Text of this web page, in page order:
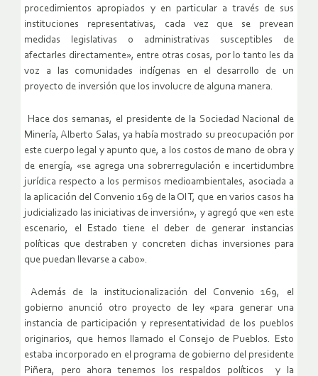
procedimientos apropiados y en particular a través de sus
instituciones representativas, cada vez que se prevean
medidas legislativas o administrativas susceptibles de
afectarles directamente», entre otras cosas, por lo tanto les da
voz a las comunidades indígenas en el desarrollo de un
proyecto de inversión que los involucre de alguna manera.
Hace dos semanas, el presidente de la Sociedad Nacional de
Minería, Alberto Salas, ya había mostrado su preocupación por
este cuerpo legal y apunto que, a los costos de mano de obra y
de energía, «se agrega una sobrerregulación e incertidumbre
jurídica respecto a los permisos medioambientales, asociada a
la aplicación del Convenio 169 de la OIT, que en varios casos ha
judicializado las iniciativas de inversión», y agregó que «en este
escenario, el Estado tiene el deber de generar instancias
políticas que destraben y concreten dichas inversiones para
que puedan llevarse a cabo».
Además de la institucionalización del Convenio 169, el
gobierno anunció otro proyecto de ley «para generar una
instancia de participación y representatividad de los pueblos
originarios, que hemos llamado el Consejo de Pueblos. Esto
estaba incorporado en el programa de gobierno del presidente
Piñera, pero ahora tenemos los respaldos políticos y la